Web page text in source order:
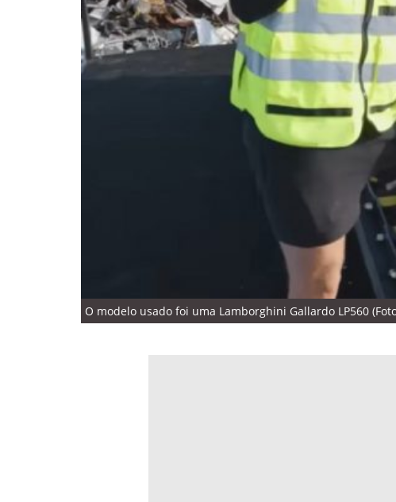
O modelo usado foi uma Lamborghini Gallardo LP560